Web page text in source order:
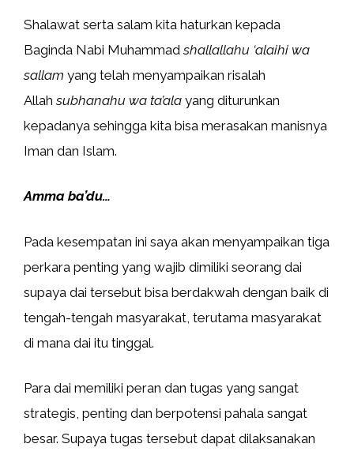
Shalawat serta salam kita haturkan kepada
Baginda Nabi Muhammadshallallahu ‘alaihi wa
sallam yang telah menyampaikan risalah
Allahsubhanahu wa ta’ala yang diturunkan
kepadanya sehingga kita bisa merasakan manisnya
Iman dan Islam.
Amma ba’du…
Pada kesempatan ini saya akan menyampaikan tiga
perkara penting yang wajib dimiliki seorang dai
supaya dai tersebut bisa berdakwah dengan baik di
tengah-tengah masyarakat, terutama masyarakat
di mana dai itu tinggal.
Para dai memiliki peran dan tugas yang sangat
strategis, penting dan berpotensi pahala sangat
besar. Supaya tugas tersebut dapat dilaksanakan